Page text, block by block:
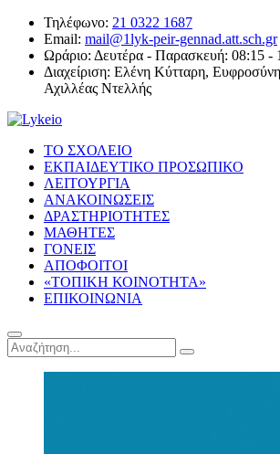
Τηλέφωνο: 21 0322 1687
Email: mail@1lyk-peir-gennad.att.sch.gr
Ωράριο: Δευτέρα - Παρασκευή: 08:15 -
Διαχείριση: Ελένη Κύτταρη,
Αχιλλέας Ντελλής
ΤΟ ΣΧΟΛΕΙΟ
ΕΚΠΑΙΔΕΥΤΙΚΟ ΠΡΟΣΩΠΙΚΟ
ΛΕΙΤΟΥΡΓΙΑ
ΑΝΑΚΟΙΝΩΣΕΙΣ
ΔΡΑΣΤΗΡΙΟΤΗΤΕΣ
ΜΑΘΗΤΕΣ
ΓΟΝΕΙΣ
ΑΠΟΦΟΙΤΟΙ
«ΤΟΠΙΚΗ ΚΟΙΝΟΤΗΤΑ»
ΕΠΙΚΟΙΝΩΝΙΑ